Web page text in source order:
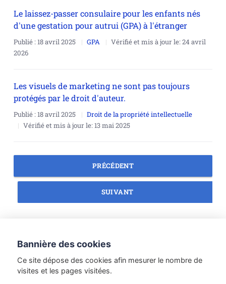
Le laissez-passer consulaire pour les enfants nés
d'une gestation pour autrui (GPA) à l'étranger
Publié :18 avril 2025 GPA Vérifié et mis à jour le:24 avril
2026
Les visuels de marketing ne sont pas toujours
protégés par le droit d'auteur.
Publié :18 avril 2025
Droit de la propriété intellectuelle
Vérifié et mis à jour le:13 mai 2025
PRÉCÉDENT
SUIVANT
Droit des personnes
Méthodologie juridique
Droit du travail
Bannière des cookies
Ce site dépose des cookies afin mesurer le nombre de
visites et les pages visitées.